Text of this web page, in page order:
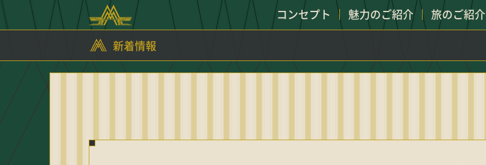
コンセプト 魅力のご紹介 旅のご紹介
新着情報